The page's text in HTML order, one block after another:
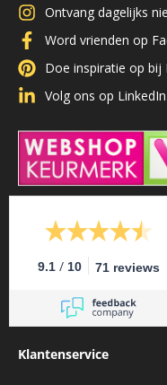
Ontvang dagelijks
Word vrienden op
Doe inspiratie op bij
Volg ons op LinkedIn
9.1 / 10 71 reviews
Klantenservice